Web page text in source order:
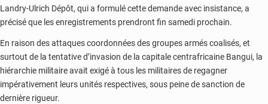
Landry-Ulrich Dépôt, qui a formulé cette demande avec insistance, a
précisé que les enregistrements prendront fin samedi prochain.
En raison des attaques coordonnées des groupes armés coalisés, et
surtout de la tentative d’invasion de la capitale centrafricaine Bangui, la
hiérarchie militaire avait exigé à tous les militaires de regagner
impérativement leurs unités respectives, sous peine de sanction de
dernière rigueur.